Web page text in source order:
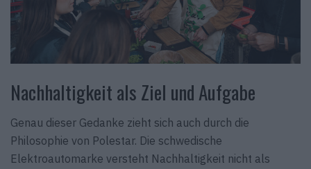
Nachhaltigkeit als Ziel und Aufgabe
Genau dieser Gedanke zieht sich auch durch die
Philosophie von Polestar. Die schwedische
Elektroautomarke versteht Nachhaltigkeit nicht als